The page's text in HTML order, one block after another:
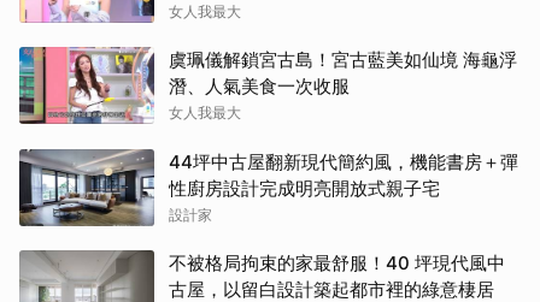
女人我最大
虞珮儀解鎖宮古島！宮古藍美如仙境 海龜浮
潛、人氣美食一次收服
女人我最大
44坪中古屋翻新現代簡約風，機能書房＋彈
性廚房設計完成明亮開放式親子宅
設計家
不被格局拘束的家最舒服！40 坪現代風中
古屋，以留白設計築起都市裡的綠意棲居